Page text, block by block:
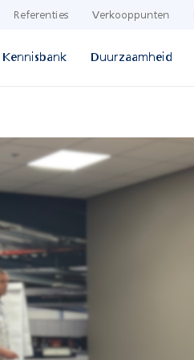
Referenties Verkooppunten
Kennisbank Duurzaamheid